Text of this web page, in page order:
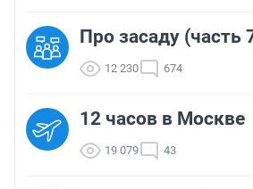
Про засаду (часть
12 230 674
12 часов в Москве
19 079 43